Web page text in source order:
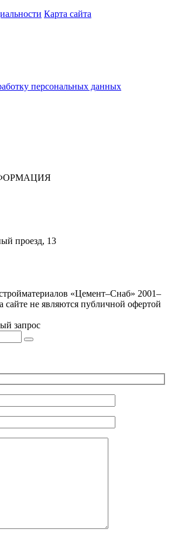
Карта сайта
персональных данных
проезд, 13
«Цемент–Снаб» 2001–
сайте не являются публичной офертой
запрос